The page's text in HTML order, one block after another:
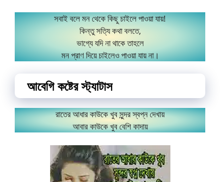
সবাই বলে মন থেকে কিছু চাইলে পাওয়া যায়!
কিন্তু সত্যি কথা বলতে,
ভাগ্যে যদি না থাকে তাহলে
মন প্রাণ দিয়ে চাইলেও পাওয়া যায় না।
আবেগি কষ্টের স্ট্যাটাস
রাতের আধার কাউকে খুব সুন্দর স্বপ্ন দেখায়
আবার কাউকে খুব বেশি কাদায়